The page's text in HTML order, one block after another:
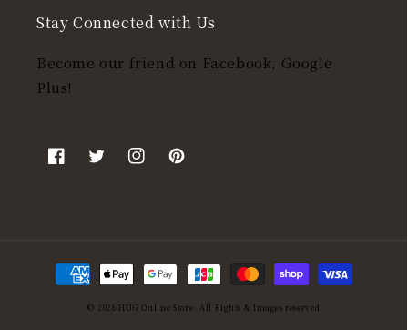
Stay Connected with Us
Become our friend on Facebook, Google
Plus!
FacebookTwitterInstagramPinterest
決
済
© 2026 HUG Online Store . All Rights & Images reserved